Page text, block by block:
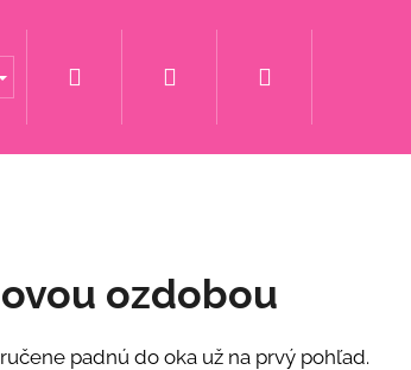
za super cenu Svadobné šaty
Prihlásenie
ozdobou
padnú do oka už na prvý pohľad.